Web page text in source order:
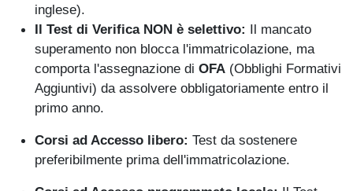
inglese).
Il Test di Verifica NON è selettivo: Il mancato
superamento non blocca l'immatricolazione, ma
comporta l'assegnazione di OFA (Obblighi Formativi
Aggiuntivi) da assolvere obbligatoriamente entro il
primo anno.
Corsi ad Accesso libero: Test da sostenere
preferibilmente prima dell'immatricolazione.